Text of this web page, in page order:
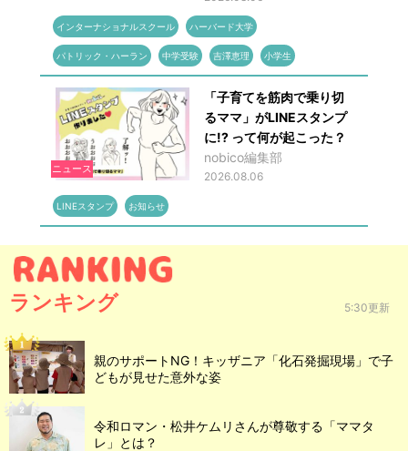
インターナショナルスクール ハーバード大学
パトリック・ハーラン 中学受験 吉澤恵理 小学生
ニュース
「子育てを筋肉で乗り切
るママ」がLINEスタンプ
に!? って何が起こった？
nobico編集部
2026.08.06
LINEスタンプ お知らせ
ランキング 5:30更新
親のサポートNG！キッザニア「化石発掘現場」で子
どもが見せた意外な姿
令和ロマン・松井ケムリさんが尊敬する「ママタ
レ」とは？